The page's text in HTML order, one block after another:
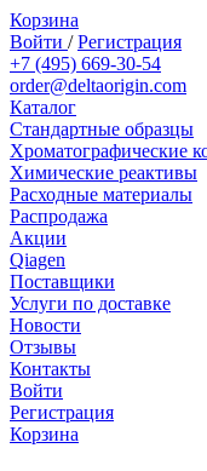
Корзина
Войти /Регистрация
+7 (495) 669-30-54
order@deltaorigin.com
Каталог
Стандартные образцы
Хроматографические
Химические реактивы
Расходные материалы
Распродажа
Акции
Qiagen
Поставщики
Услуги по доставке
Новости
Отзывы
Контакты
Войти
Регистрация
Корзина